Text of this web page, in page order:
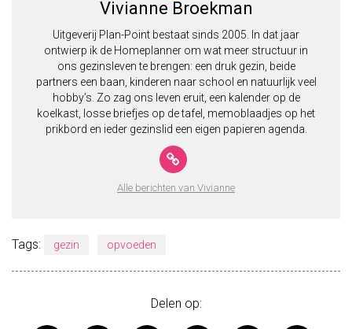
Vivianne Broekman
Uitgeverij Plan-Point bestaat sinds 2005. In dat jaar
ontwierp ik de Homeplanner om wat meer structuur in
ons gezinsleven te brengen: een druk gezin, beide
partners een baan, kinderen naar school en natuurlijk veel
hobby’s. Zo zag ons leven eruit, een kalender op de
koelkast, losse briefjes op de tafel, memoblaadjes op het
prikbord en ieder gezinslid een eigen papieren agenda.
Alle berichten van Vivianne
Tags: gezin opvoeden
Delen op: